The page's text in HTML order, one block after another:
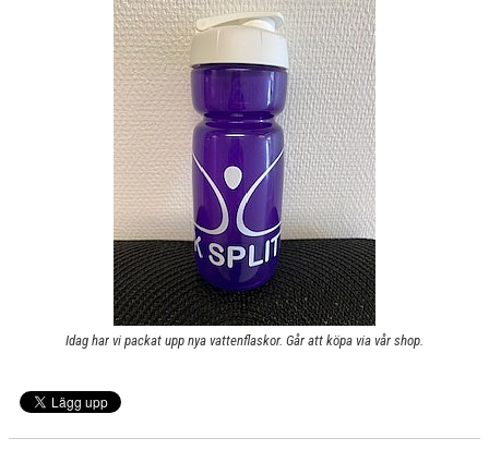
GRUPPER OCH TIDER
Idag har vi packat upp nya vattenflaskor. Går att köpa via vår shop.